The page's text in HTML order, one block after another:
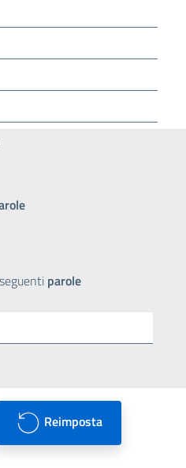
parole
Reimposta